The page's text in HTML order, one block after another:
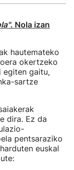
. Nola izan
hautemateko
okertzeko
egiten gaitu,
sartze
dira. Ez da
pentsaraziko
euskal